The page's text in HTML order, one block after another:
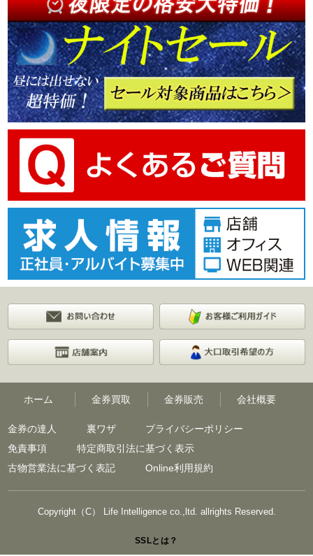
ホーム 金券買取 金券販売 会社概要
金券の達人 裏ワザ
プライバシーポリシー
免責事項
特定商取引法に基づく表示
古物営業法に基づく表記
Online利用規約
Copyright（C） Life Intelligence co.,ltd. allrights Reserved.
SSLとは？